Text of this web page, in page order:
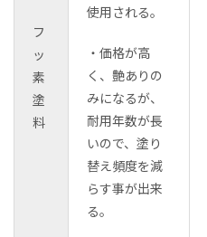
フ
ッ
素
塗
料
使用される。
・価格が高
く、艶ありの
みになるが、
耐用年数が長
いので、塗り
替え頻度を減
らす事が出来
る。